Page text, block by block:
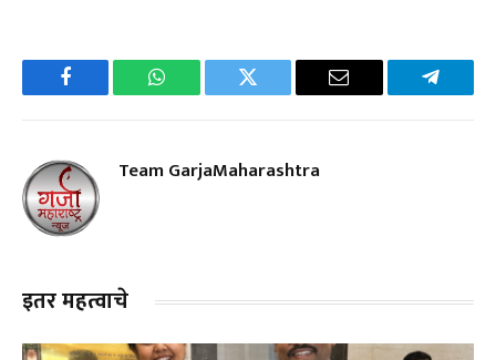
Facebook WhatsApp Twitter Email
Team GarjaMaharashtra
इतर महत्वाचे